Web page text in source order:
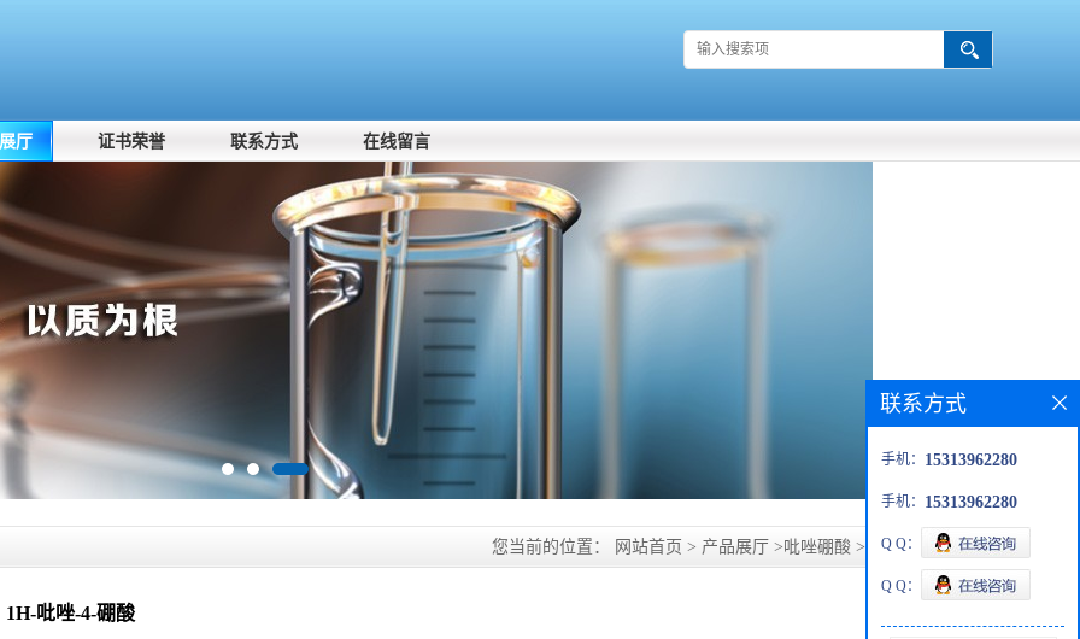
厅 证书荣誉 联系方式 在线留言
您当前的位置： 网站首页 > 产品展厅 >吡唑硼酸 > 1H-吡唑-4-硼酸
1H-吡唑-4-硼酸
联系方式
手机： 15313962280
手机： 15313962280
Q Q：
Q Q：